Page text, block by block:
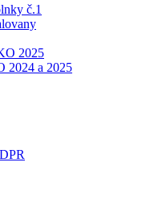
č.1
2025
2024 a 2025